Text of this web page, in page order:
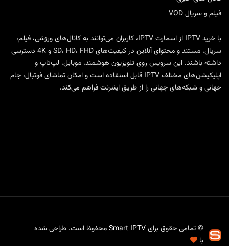
فیلم و سریال VOD
با خرید IPTV ازاسمارت IPTV
، کاربران می‌توانند به کانال‌های ورزشی، فیلم،
سریال، مستند و محتوای آنلاین در کیفیت‌های SD، HD، FHD و 4K دسترسی
داشته باشند. این سرویس روی تلویزیون هوشمند، موبایل، لپ‌تاپ و
اپلیکیشن‌های مختلف IPTV قابل استفاده است و امکان تماشای فوتبال، جام
جهانی و شبکه‌های جهانی را از طریق اینترنت فراهم می‌کند.
© تمامی حقوق برایSmart IPTVمحفوظ است. طراحی شده
با